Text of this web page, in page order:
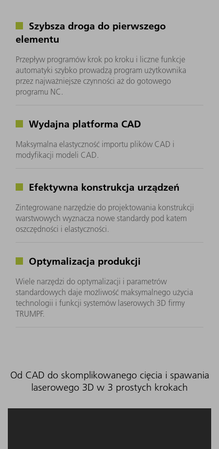
Szybsza droga do pierwszego
elementu
Przepływ programów krok po kroku i liczne funkcje
automatyki szybko prowadzą program użytkownika
przez najważniejsze czynności aż do gotowego
programu NC.
Wydajna platforma CAD
Maksymalna elastyczność importu plików CAD i
modyfikacji modeli CAD.
Efektywna konstrukcja urządzeń
Zintegrowane narzędzie do projektowania konstrukcji
warstwowych wyznacza nowe standardy pod katem
oszczędności i elastyczności.
Optymalizacja produkcji
Wiele narzędzi do optymalizacji i parametrów
standardowych daje możliwość maksymalnego użycia
technologii i funkcji systemów laserowych 3D firmy
TRUMPF.
Od CAD do skomplikowanego cięcia i spawania
laserowego 3D w 3 prostych krokach